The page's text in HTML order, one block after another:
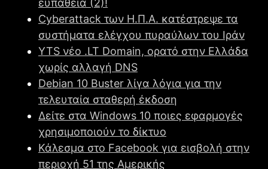
ευπάθεια (2)!
Cyberattack των Η.Π.Α. κατέστρεψε τα
συστήματα ελέγχου πυραύλων του Ιράν
YTS νέο .LT Domain, ορατό στην Ελλάδα
χωρίς αλλαγή DNS
Debian 10 Buster λίγα λόγια για την
τελευταία σταθερή έκδοση
Δείτε στα Windows 10 ποιες εφαρμογές
χρησιμοποιούν το δίκτυο
Κάλεσμα στο Facebook για εισβολή στην
περιοχή 51 της Αμερικής